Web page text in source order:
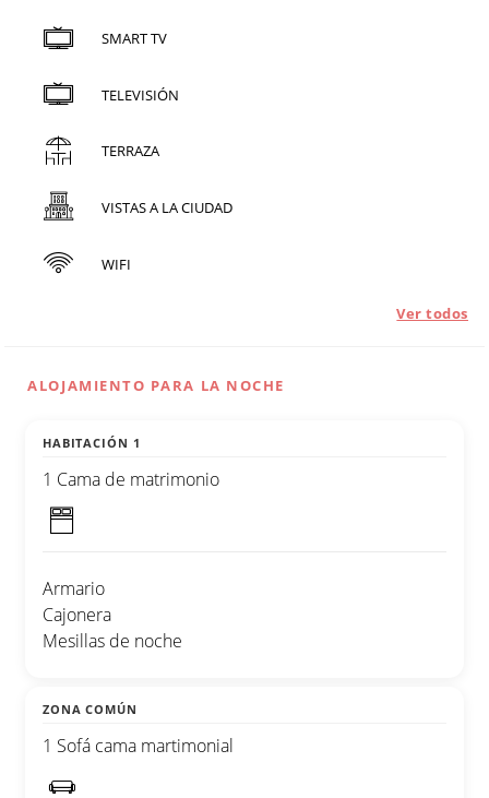
SMART TV
TELEVISIÓN
TERRAZA
VISTAS A LA CIUDAD
WIFI
Ver todos
ALOJAMIENTO PARA LA NOCHE
HABITACIÓN 1
1 Cama de matrimonio
Armario
Cajonera
Mesillas de noche
ZONA COMÚN
1 Sofá cama martimonial